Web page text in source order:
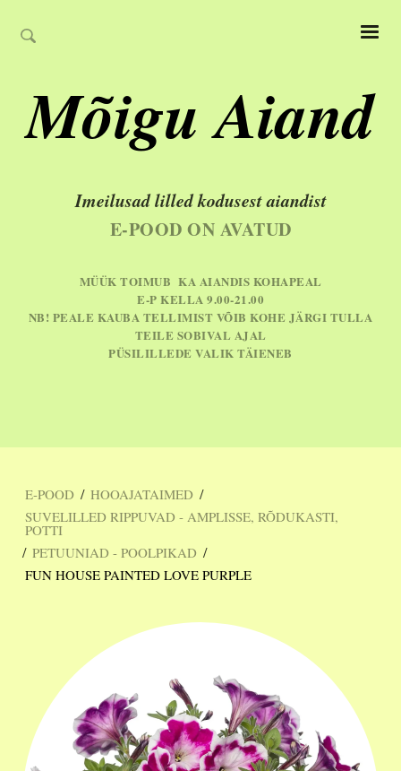
Mõigu Aiand
Imeilusad lilled kodusest aiandist
E-POOD ON AVATUD
MÜÜK TOIMUB KA AIANDIS KOHAPEAL
E-P KELLA 9.00-21.00
NB! PEALE KAUBA TELLIMIST VÕIB KOHE JÄRGI TULLA
TEILE SOBIVAL AJAL
PÜSILILLEDE VALIK TÄIENEB
E-POOD / HOOAJATAIMED /
SUVELILLED RIPPUVAD - AMPLISSE, RÕDUKASTI,
POTTI
/ PETUUNIAD - POOLPIKAD /
FUN HOUSE PAINTED LOVE PURPLE